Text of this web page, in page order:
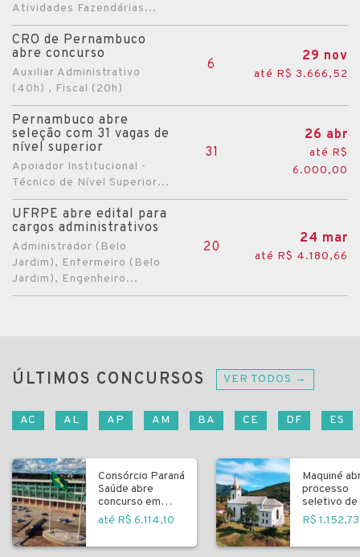
Atividades Fazendárias...
CRO de Pernambuco
abre concurso
Auxiliar Administrativo
(40h) , Fiscal (20h)
6
29 nov
até R$ 3.666,52
Pernambuco abre
seleção com 31 vagas de
nível superior
Apoiador Institucional -
Técnico de Nível Superior...
31
26 abr
até R$
6.000,00
UFRPE abre edital para
cargos administrativos
Administrador (Belo
Jardim), Enfermeiro (Belo
Jardim), Engenheiro...
20
24 mar
até R$ 4.180,66
ÚLTIMOS CONCURSOS VER TODOS →
AC AL AP AM BA CE DF ES
Consórcio Paraná
Saúde abre
concurso em
Curitiba
até R$ 6.114,10
Maquiné
processo
seletivo de
R$ 1.152,73